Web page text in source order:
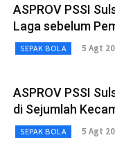
ASPROV PSSI
Laga sebelum
SEPAK BOLA 5 Agt
ASPROV PSSI
di Sejumlah
SEPAK BOLA 5 Agt